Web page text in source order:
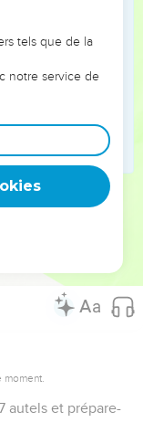
? Je dirai
»
à Kirjath-
et il en fit remettre
le fit monter à
autels et prépare-
tels que de la
notre service de